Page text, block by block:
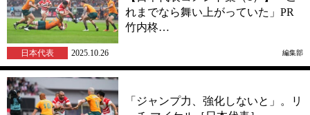
れまでなら舞い上がっていた」PR
竹内柊…
日本代表 2025.10.26 編集部
「ジャンプ力、強化しないと」。リ